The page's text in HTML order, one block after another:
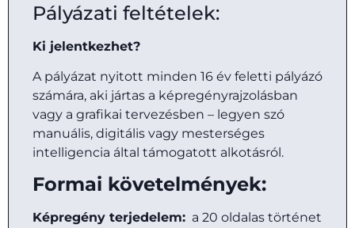
Pályázati feltételek:
Ki jelentkezhet?
A pályázat nyitott minden 16 év feletti pályázó
számára, aki jártas a képregényrajzolásban
vagy a grafikai tervezésben – legyen szó
manuális, digitális vagy mesterséges
intelligencia által támogatott alkotásról.
Formai követelmények:
Képregény terjedelem: a 20 oldalas történet